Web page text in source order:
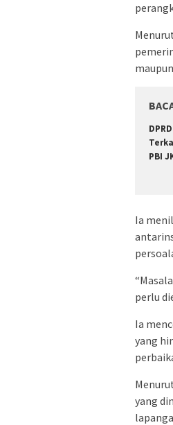
PBI
Ia
perlu
Ia
yang
yang